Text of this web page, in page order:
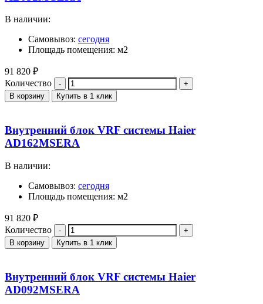
В наличии:
Самовывоз: сегодня
Площадь помещения: м2
91 820 ₽
Количество
В корзину Купить в 1 клик
Внутренний блок VRF системы Haier
AD162MSERA
В наличии:
Самовывоз: сегодня
Площадь помещения: м2
91 820 ₽
Количество
В корзину Купить в 1 клик
Внутренний блок VRF системы Haier
AD092MSERA